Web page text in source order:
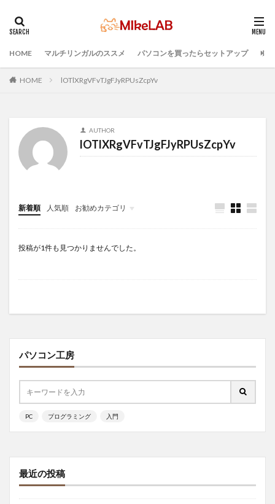
HOME マルチリンガルのススメ パソコンを買ったらセットアップ プ
HOME lOTlXRgVFvTJgFJyRPUsZcpYv
AUTHOR
lOTlXRgVFvTJgFJyRPUsZcpYv
新着順 人気順 お勧めカテゴリ
Infomation
投稿が1件も見つかりませんでした。
パソコン工房
PC プログラミング 入門
最近の投稿
タグ
マルチリンガル
プログラミング言語
セキュリティ対策ソフト
どれがいい
PCセットアップ